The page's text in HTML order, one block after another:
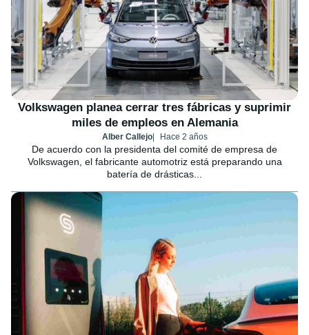
Volkswagen planea cerrar tres fábricas y suprimir
miles de empleos en Alemania
Alber Callejo Hace 2 años
De acuerdo con la presidenta del comité de empresa de
Volkswagen, el fabricante automotriz está preparando una
batería de drásticas...